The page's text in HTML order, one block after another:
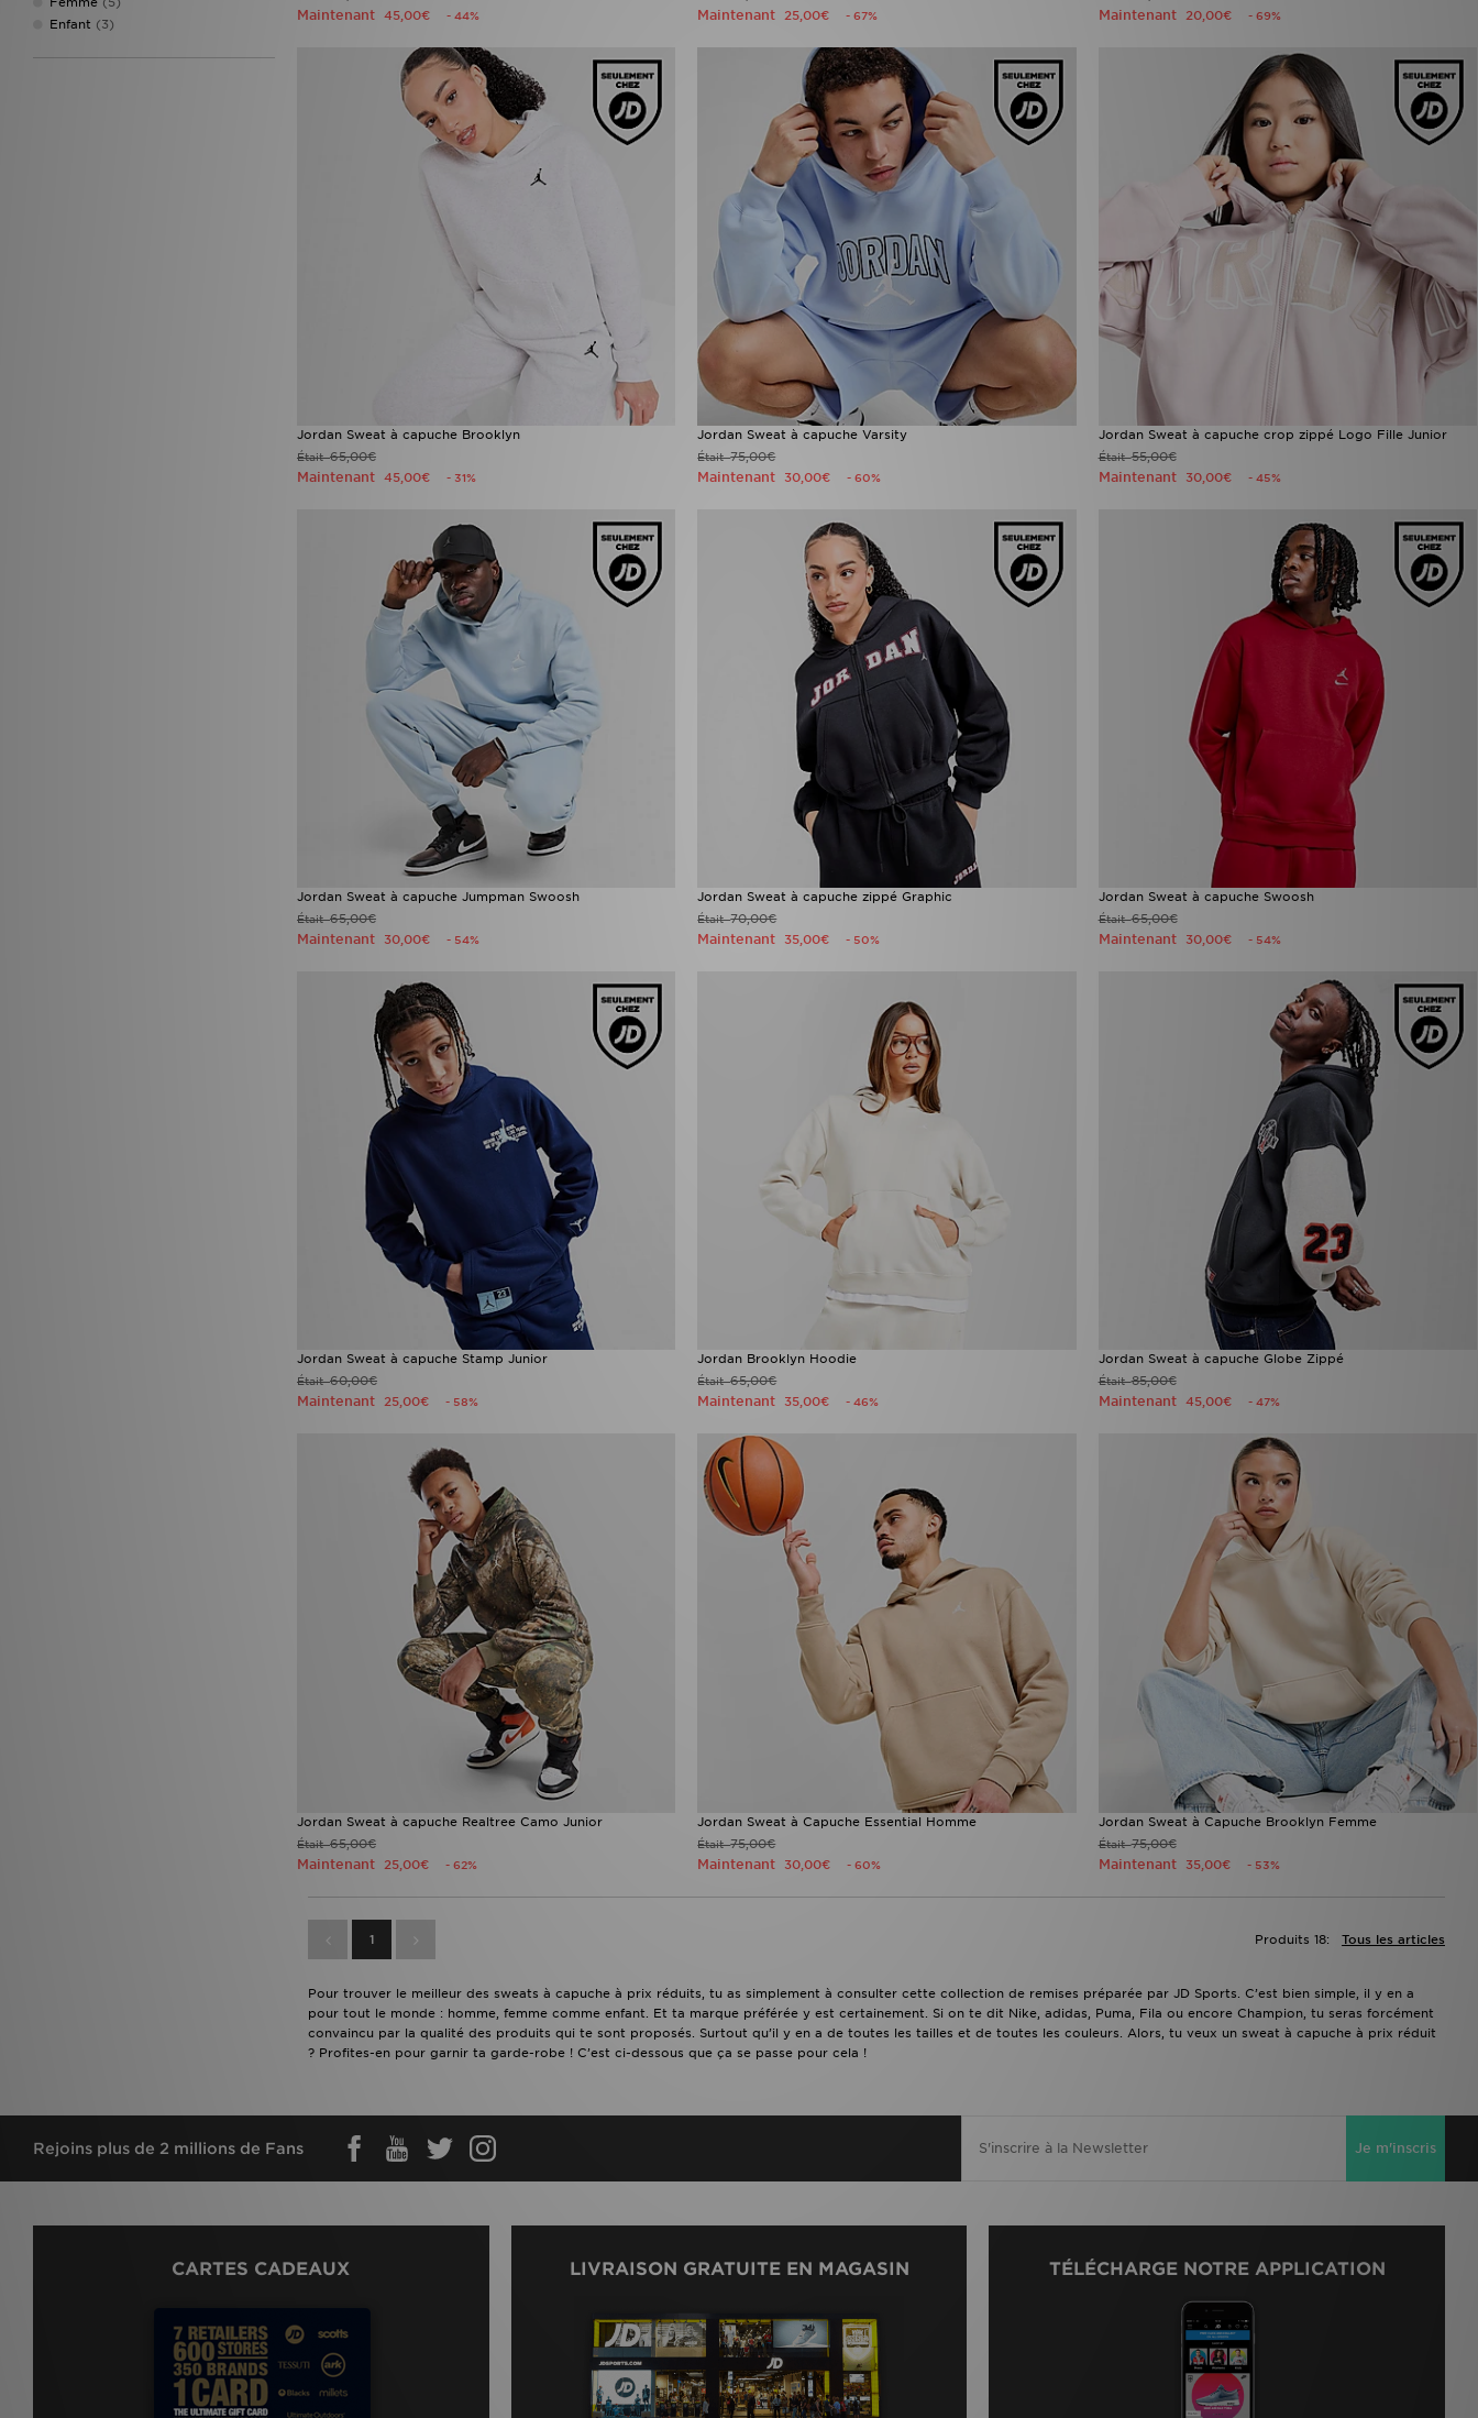
Enfant (3)
Maintenant 45,00€ - 44% Maintenant 25,00€ - 67% Maintenant 20,00€ - 69%
Jordan Sweat à capuche Brooklyn
Était65,00€
Maintenant 45,00€ - 31%
Jordan Sweat à capuche Varsity
Était75,00€
Maintenant 30,00€ - 60%
Jordan Sweat à capuche crop zippé Logo Fille Junior
Était55,00€
Maintenant 30,00€ - 45%
Jordan Sweat à capuche Jumpman Swoosh
Était65,00€
Maintenant 30,00€ - 54%
Jordan Sweat à capuche zippé Graphic
Était70,00€
Maintenant 35,00€ - 50%
Jordan Sweat à capuche Swoosh
Était65,00€
Maintenant 30,00€ - 54%
Jordan Sweat à capuche Stamp Junior
Était60,00€
Maintenant 25,00€ - 58%
Jordan Brooklyn Hoodie
Était65,00€
Maintenant 35,00€ - 46%
Jordan Sweat à capuche Globe Zippé
Était85,00€
Maintenant 45,00€ - 47%
Jordan Sweat à capuche Realtree Camo Junior
Était65,00€
Maintenant 25,00€ - 62%
Jordan Sweat à Capuche Essential Homme
Était75,00€
Maintenant 30,00€ - 60%
Jordan Sweat à Capuche Brooklyn Femme
Était75,00€
Maintenant 35,00€ - 53%
1 Tous les articles
Produits 18:
Pour trouver le meilleur des sweats à capuche à prix réduits, tu as simplement à consulter cette collection de remises préparée par JD Sports. C’est bien simple, il y en a
pour tout le monde : homme, femme comme enfant. Et ta marque préférée y est certainement. Si on te dit Nike, adidas, Puma, Fila ou encore Champion, tu seras forcément
convaincu par la qualité des produits qui te sont proposés. Surtout qu’il y en a de toutes les tailles et de toutes les couleurs. Alors, tu veux un sweat à capuche à prix réduit
? Profites-en pour garnir ta garde-robe ! C’est ci-dessous que ça se passe pour cela !
Rejoins plus de 2 millions de Fans Je m'inscris
CARTES CADEAUX LIVRAISON GRATUITE EN MAGASIN TÉLÉCHARGE NOTRE APPLICATION